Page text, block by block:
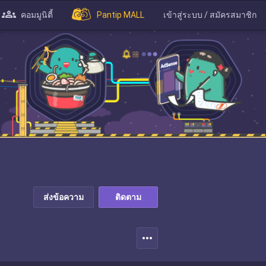
คอมมูนิตี้ Pantip MALL เข้าสู่ระบบ / สมัครสมาชิก
ส่งข้อความ ติดตาม
more_horiz